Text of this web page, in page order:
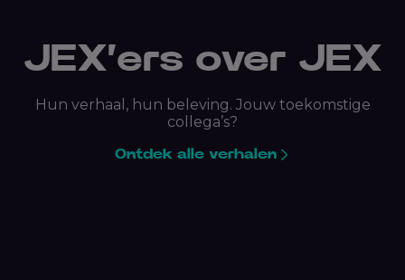
JEX’ers over JEX
Hun verhaal, hun beleving. Jouw toekomstige
collega’s?
Ontdek alle verhalen